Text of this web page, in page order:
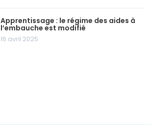
Apprentissage : le régime des aides à
l’embauche est modifié
16 avril 2025